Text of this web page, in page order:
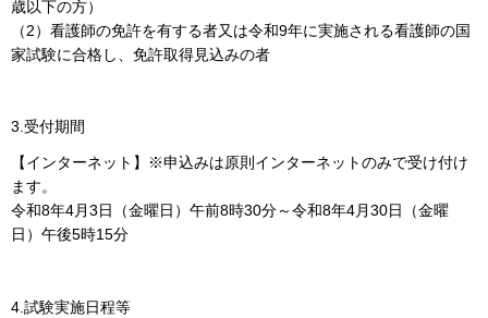
歳以下の方）
（2）看護師の免許を有する者又は令和9年に実施される看護師の国
家試験に合格し、免許取得見込みの者
3.受付期間
【インターネット】※申込みは原則インターネットのみで受け付け
ます。
令和8年4月3日（金曜日）午前8時30分～令和8年4月30日（金曜
日）午後5時15分
4.試験実施日程等